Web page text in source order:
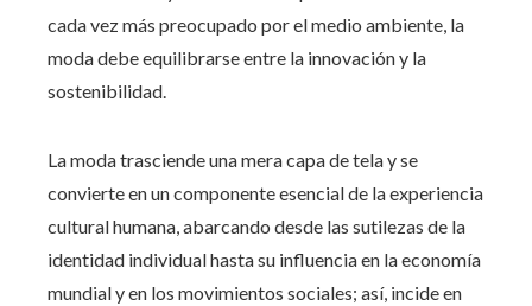
cada vez más preocupado por el medio ambiente, la
moda debe equilibrarse entre la innovación y la
sostenibilidad.
La moda trasciende una mera capa de tela y se
convierte en un componente esencial de la experiencia
cultural humana, abarcando desde las sutilezas de la
identidad individual hasta su influencia en la economía
mundial y en los movimientos sociales; así, incide en